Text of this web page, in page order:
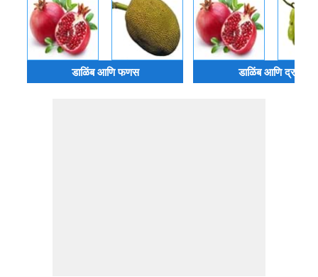
डाळिंब आणि फणस डाळिंब आणि द्राक्ष